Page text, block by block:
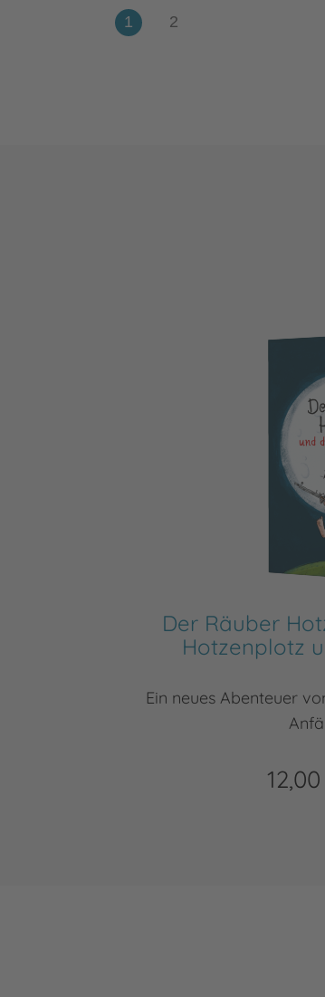
Der Räuber
Hotzenplotz
Ein neues Abenteuer